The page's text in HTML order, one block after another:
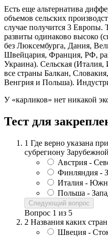
Есть еще альтернатива
объемов сельских
случае получится 3 Европы.
развиты одинаково высоко
без Люксембурга, Дания,
Швейцария, Франция, РФ,
Украина). Сельская (Италия,
все страны Балкан,
Венгрия и Польша).
У «карликов» нет никакой
Тест для
1 Где верно указана
субрегиону
Австрия -
Финляндия -
Италия -
Польша -
Следующий вопрос
Вопрос 1 из 5
2 Названия каких
Швеция -